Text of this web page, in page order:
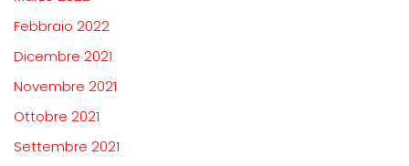
Febbraio 2022
Dicembre 2021
Novembre 2021
Ottobre 2021
Settembre 2021